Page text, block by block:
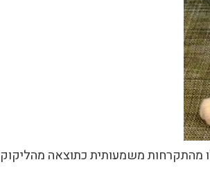
מהתקרחות משמעותית כתוצאה